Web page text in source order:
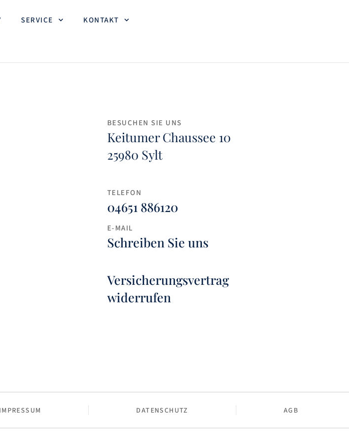
SERVICE KONTAKT
BESUCHEN SIE UNS
Keitumer Chaussee 10
25980 Sylt
TELEFON
04651 886120
E-MAIL
Schreiben Sie uns
Versicherungsvertrag
widerrufen
IMPRESSUM DATENSCHUTZ AGB